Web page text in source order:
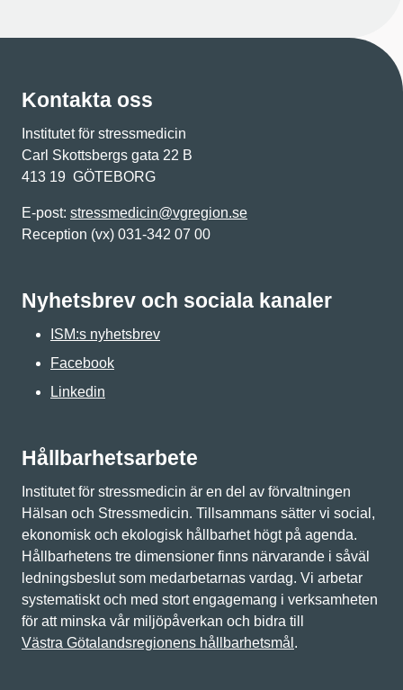
Kontakta oss
Institutet för stressmedicin
Carl Skottsbergs gata 22 B
413 19 GÖTEBORG
E-post: stressmedicin@vgregion.se
Reception (vx) 031-342 07 00
Nyhetsbrev och sociala kanaler
ISM:s nyhetsbrev
Facebook
Linkedin
Hållbarhetsarbete
Institutet för stressmedicin är en del av förvaltningen
Hälsan och Stressmedicin. Tillsammans sätter vi social,
ekonomisk och ekologisk hållbarhet högt på agenda.
Hållbarhetens tre dimensioner finns närvarande i såväl
ledningsbeslut som medarbetarnas vardag. Vi arbetar
systematiskt och med stort engagemang i verksamheten
för att minska vår miljöpåverkan och bidra till
Västra Götalandsregionens hållbarhetsmål .